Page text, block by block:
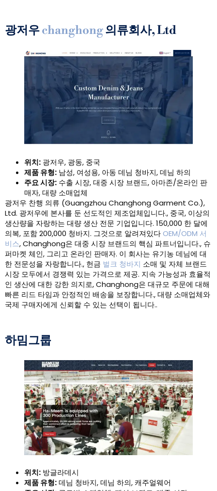
광저우changhong의류회사, Ltd
위치: 광저우, 광동, 중국
제품 유형: 남성, 여성용, 아동 데님 청바지, 데님 하의
주요 시장: 수출 시장, 대중 시장 브랜드, 아마존/온라인 판
매자, 대량 소매업체
광저우 찬행 의류 (Guangzhou Changhong Garment Co.),
Ltd. 광저우에 본사를 둔 선도적인 제조업체입니다., 중국, 이상의
생산량을 자랑하는 대량 생산 전문 기업입니다. 150,000 한 달에
의복, 포함 200,000 청바지. 그것으로 알려져있다OEM/ODM 서
비스, Changhong은 대중 시장 브랜드의 핵심 파트너입니다., 슈
퍼마켓 체인, 그리고 온라인 판매자. 이 회사는 유기농 데님에 대
한 전문성을 자랑합니다., 헌금 벌크 청바지 소매 및 자체 브랜드
시장 모두에서 경쟁력 있는 가격으로 제공. 지속 가능성과 효율적
인 생산에 대한 강한 의지로, Changhong은 대규모 주문에 대해
빠른 리드 타임과 안정적인 배송을 보장합니다., 대량 소매업체와
국제 구매자에게 신뢰할 수 있는 선택이 됩니다..
하밈그룹
위치: 방글라데시
제품 유형:데님 청바지, 데님 하의, 캐주얼웨어